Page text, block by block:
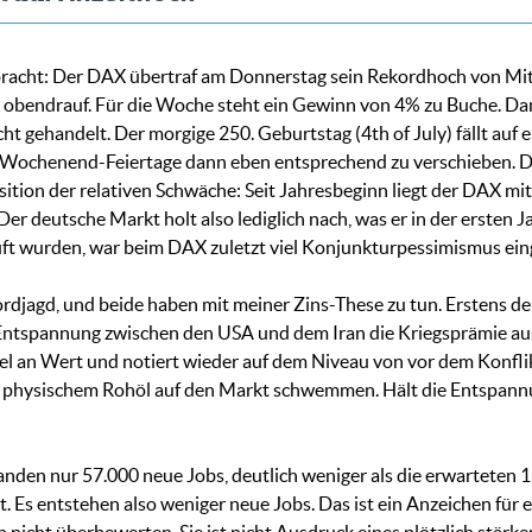
Der DAX übertraf am Donnerstag sein Rekordhoch von
Für die Woche steht ein Gewinn von 4% zu Buche.
gehandelt. Der morgige 250. Geburtstag (4th of July) fällt auf
Feiertage dann eben entsprechend zu verschieben.
der relativen Schwäche: Seit Jahresbeginn liegt der DAX
deutsche Markt holt also lediglich nach, was er in der ersten
wurden, war beim DAX zuletzt viel Konjunkturpessimismus
und beide haben mit meiner Zins-These zu tun. Erstens
zwischen den USA und dem Iran die Kriegsprämie
an Wert und notiert wieder auf dem Niveau von vor dem
Rohöl auf den Markt schwemmen. Hält die
nur 57.000 neue Jobs, deutlich weniger als die erwarteten
Es entstehen also weniger neue Jobs. Das ist ein Anzeichen